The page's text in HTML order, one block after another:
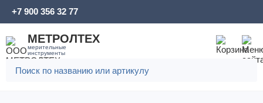
МЕТРОЛТЕХ
мерительные
инструменты
+7 900 356 32 77